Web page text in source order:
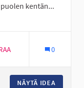
kentän...
Seinäjoki
0
NÄYTÄ IDEA